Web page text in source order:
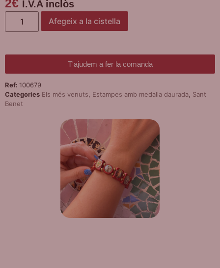
2€ I.V.A inclòs
Afegeix a la cistella
T'ajudem a fer la comanda
Ref: 100679
Categories Els més venuts Estampes amb medalla daurada Sant
Benet